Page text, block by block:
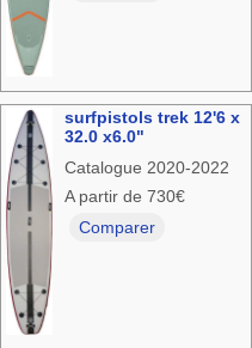
surfpistols trek 12'6 x
32.0 x6.0"
Catalogue 2020-2022
A partir de 730€
Comparer